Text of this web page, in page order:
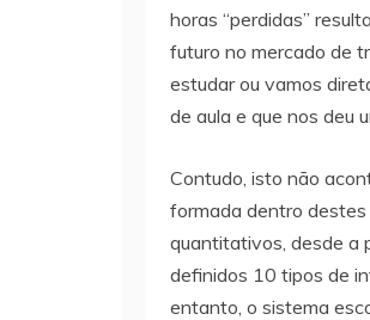
horas “perdidas”
futuro no mercado de
estudar ou vamos
de aula e que nos deu
Contudo, isto não
formada dentro
quantitativos, desde a
definidos 10 tipos de
entanto, o sistema